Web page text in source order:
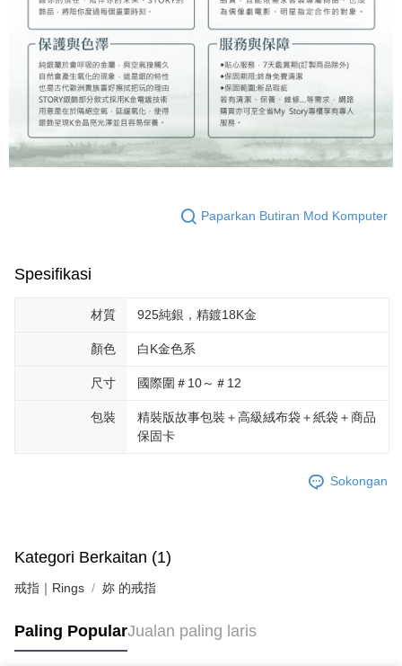
Paparkan Butiran Mod Komputer
Spesifikasi
材質 925純銀，精鍍18K金
顏色 白K金色系
尺寸 國際圍＃10～＃12
包裝
精裝版故事包裝＋高級絨布袋＋紙袋＋商品
保固卡
Sokongan
Kategori Berkaitan (1)
戒指｜Rings 妳 的戒指
Paling PopularJualan paling laris